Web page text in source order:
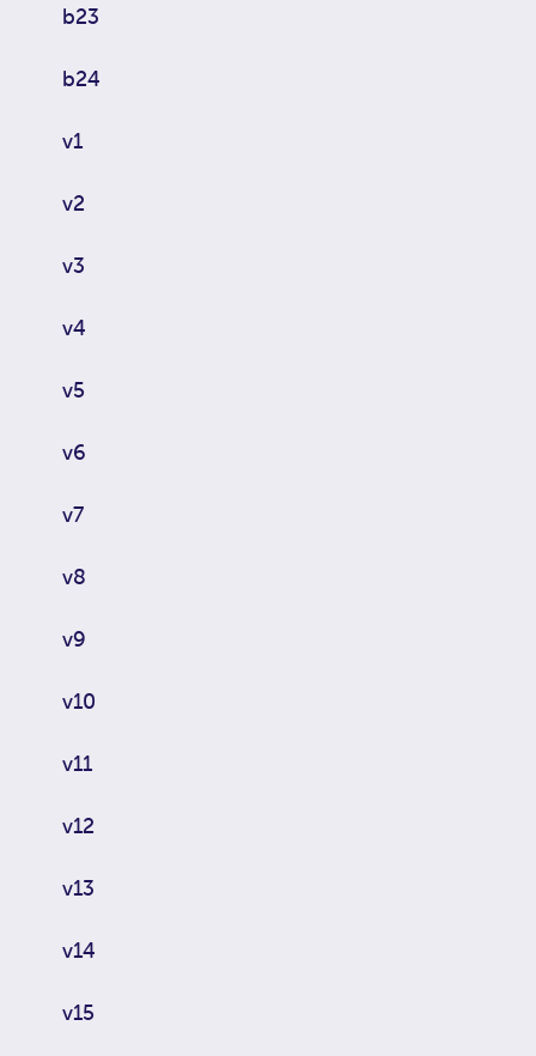
b23
b24
v1
v2
v3
v4
v5
v6
v7
v8
v9
v10
v11
v12
v13
v14
v15